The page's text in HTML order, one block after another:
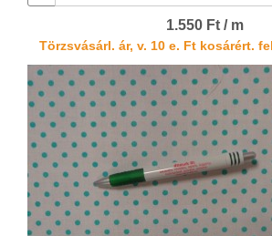
1.550 Ft / m
Törzsvásárl. ár, v. 10 e. Ft kosárért.